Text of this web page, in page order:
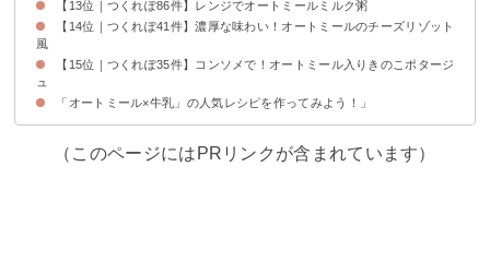
【13位｜つくれぽ86件】レンジでオートミールミルク粥
【14位｜つくれぽ41件】濃厚な味わい！オートミールのチーズリゾット
風
【15位｜つくれぽ35件】コンソメで！オートミール入りきのこポタージ
ュ
「オートミール×牛乳」の人気レシピを作ってみよう！」
（このページにはPRリンクが含まれています）